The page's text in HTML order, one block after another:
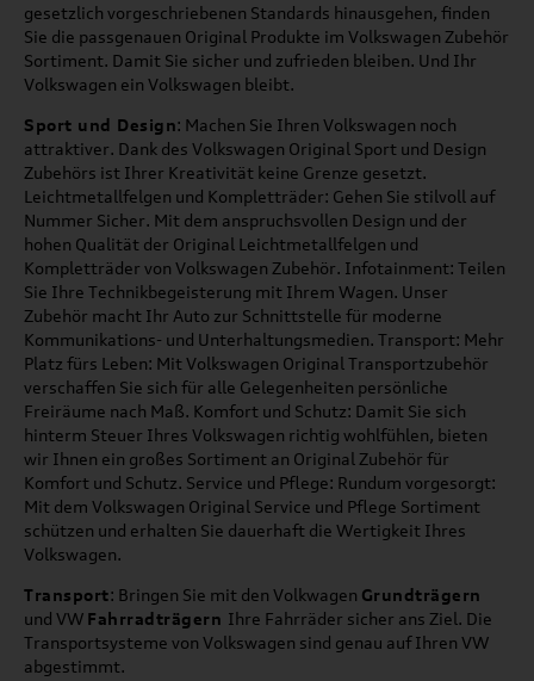
gesetzlich vorgeschriebenen Standards hinausgehen, finden
Sie die passgenauen Original Produkte im Volkswagen Zubehör
Sortiment. Damit Sie sicher und zufrieden bleiben. Und Ihr
Volkswagen ein Volkswagen bleibt.
Sport und Design: Machen Sie Ihren Volkswagen noch
attraktiver. Dank des Volkswagen Original Sport und Design
Zubehörs ist Ihrer Kreativität keine Grenze gesetzt.
Leichtmetallfelgen und Kompletträder: Gehen Sie stilvoll auf
Nummer Sicher. Mit dem anspruchsvollen Design und der
hohen Qualität der Original Leichtmetallfelgen und
Kompletträder von Volkswagen Zubehör. Infotainment: Teilen
Sie Ihre Technikbegeisterung mit Ihrem Wagen. Unser
Zubehör macht Ihr Auto zur Schnittstelle für moderne
Kommunikations- und Unterhaltungsmedien. Transport: Mehr
Platz fürs Leben: Mit Volkswagen Original Transportzubehör
verschaffen Sie sich für alle Gelegenheiten persönliche
Freiräume nach Maß. Komfort und Schutz: Damit Sie sich
hinterm Steuer Ihres Volkswagen richtig wohlfühlen, bieten
wir Ihnen ein großes Sortiment an Original Zubehör für
Komfort und Schutz. Service und Pflege: Rundum vorgesorgt:
Mit dem Volkswagen Original Service und Pflege Sortiment
schützen und erhalten Sie dauerhaft die Wertigkeit Ihres
Volkswagen.
Transport: Bringen Sie mit den Volkwagen Grundträgern
und VW Fahrradträgern Ihre Fahrräder sicher ans Ziel. Die
Transportsysteme von Volkswagen sind genau auf Ihren VW
abgestimmt.